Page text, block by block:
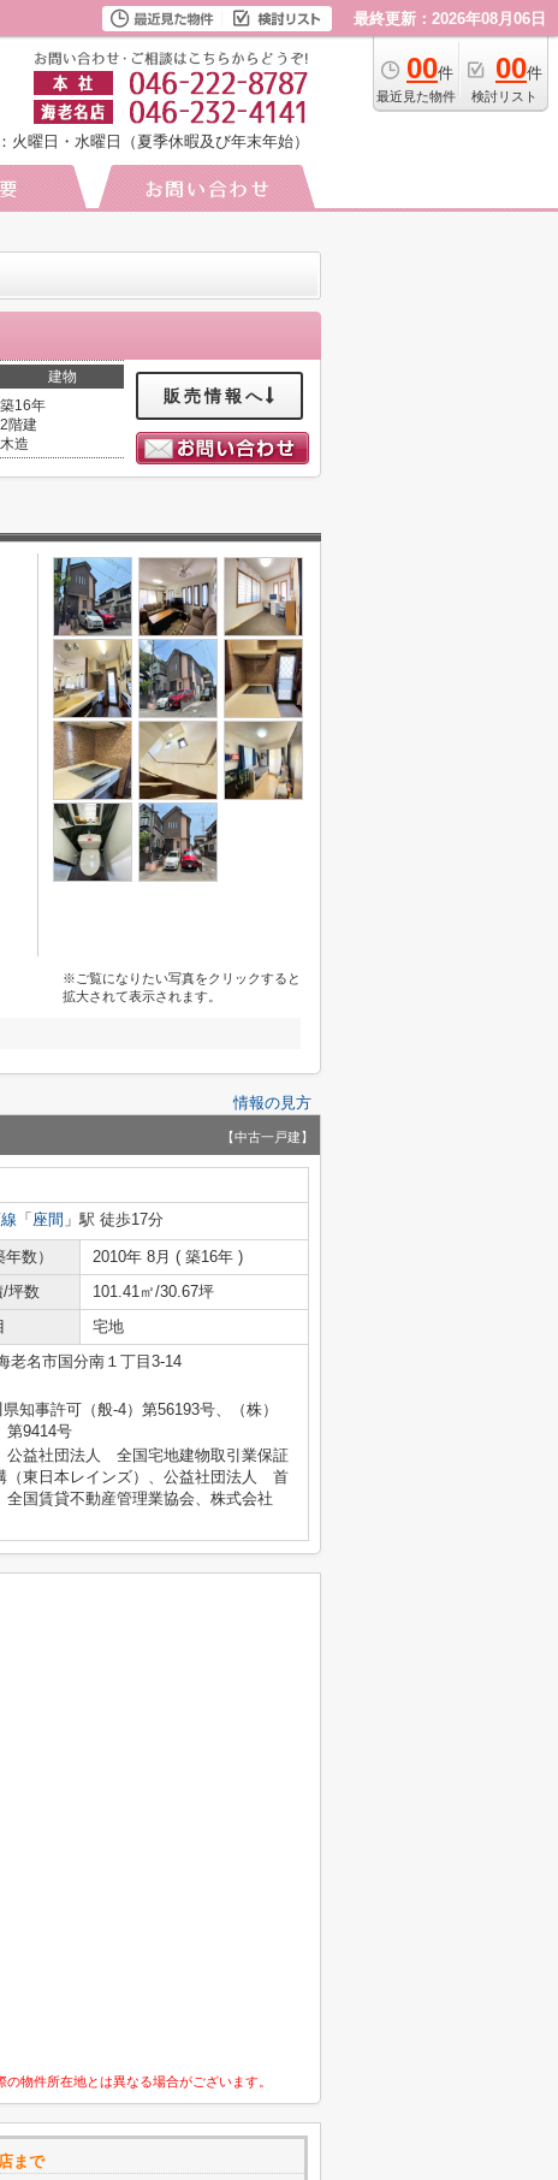
最終更新：2026年08月06日
00件
最近見た物件
00件
検討リスト
火曜日・水曜日（夏季休暇及び年末年始）
建物
築16年
2階建
木造
販売情報へ
※ご覧になりたい写真をクリックすると
拡大されて表示されます。
情報の見方
【中古一戸建】
「 座間 」駅 徒歩17分
数）
2010年 8月 ( 築16年 )
坪数
101.41㎡/30.67坪
宅地
老名市国分南１丁目3-14
事許可（般-4）第56193号、（株）
9414号
益社団法人 全国宅地建物取引業保証
東日本レインズ）、公益社団法人 首
国賃貸不動産管理業協会、株式会社
物件所在地とは異なる場合がございます。
まで